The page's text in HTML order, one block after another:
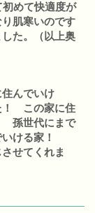
めて快適度が
肌寒いのです
た。（以上奥
んでいけ
！ この家に住
孫世代にまで
いける家！
せてくれま